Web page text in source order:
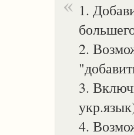
1.
2.
3.
4.